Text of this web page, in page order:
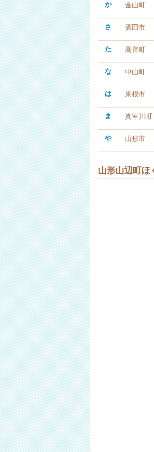
か 金山町
さ 酒田市
た 高畠町
な 中山町
は 東根市
ま 真室川町
や 山形市
山形山辺町